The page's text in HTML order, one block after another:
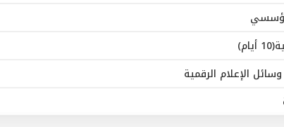
الإعلام الرقمية